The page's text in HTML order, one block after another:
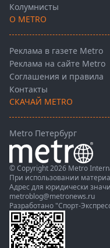
Колумнисты
О METRO
Реклама в газете Metro
Реклама на сайте Metro
Соглашения и правила
Контакты
СКАЧАЙ METRO
Metro Петербург
© Copyright 2026 Metro
При использовании
Адрес для юридически
metroblog@metronews.ru
Разработано "Спорт-